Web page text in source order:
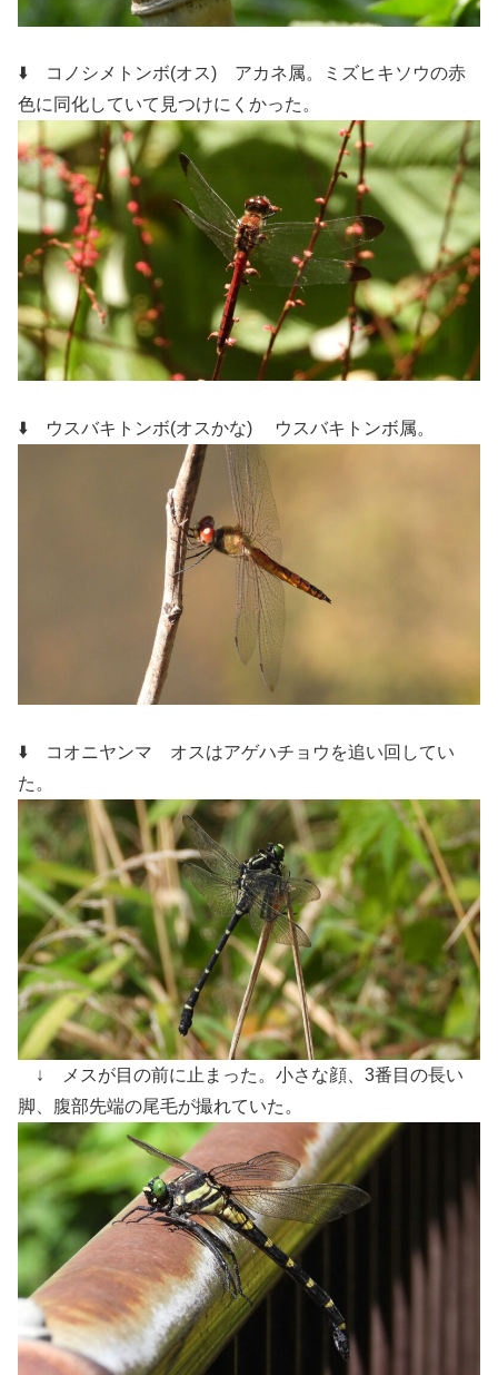
⬇️ コノシメトンボ(オス) アカネ属。ミズヒキソウの赤
色に同化していて見つけにくかった。
⬇️ ウスバキトンボ(オスかな) ウスバキトンボ属。
⬇️ コオニヤンマ オスはアゲハチョウを追い回してい
た 。
↓ メスが目の前に止まった。小さな顔、3番目の長い
脚、腹部先端の尾毛が撮れていた。